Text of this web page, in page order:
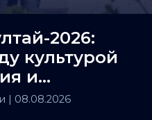
2026:
культурой
и
| 08.08.2026